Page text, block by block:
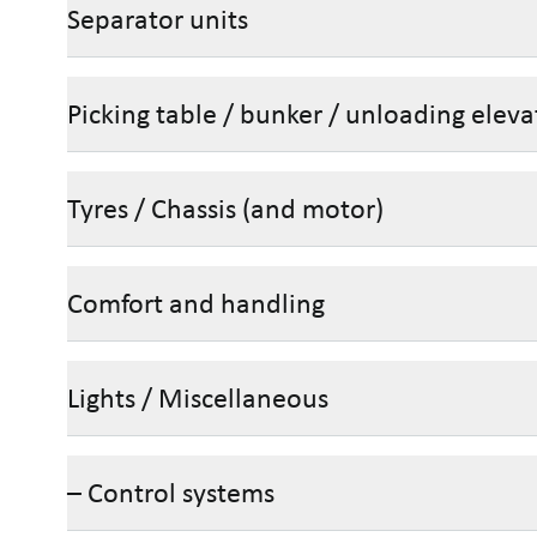
Separator units
Picking table / bunker / unloading
Tyres / Chassis (and motor)
Comfort and handling
Lights / Miscellaneous
– Control systems